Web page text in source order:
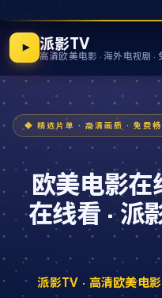
派影TV
高清欧美电影 · 海外电视剧 ·
欧美电影
在线看 · 派
派影TV · 高清欧美电